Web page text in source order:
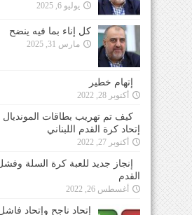
يوليو 6, 2025
كل إناء بما فيه ينضح
مارس 31, 2025
إتهام خطير
أكتوبر 28, 2022
كيف تم تهريب بطاقات المونديال
إتحاد كرة القدم اللبناني
أكتوبر 27, 2022
إنجاز جديد للعبة كرة السلة
القدم
أغسطس 26, 2022
إتحاد ناجح وإتحاد